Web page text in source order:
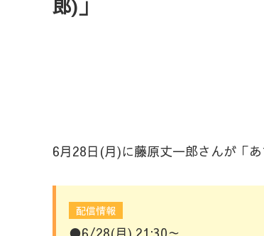
郎)」
6月28日(月)に藤原丈一郎さんが「
配信情報